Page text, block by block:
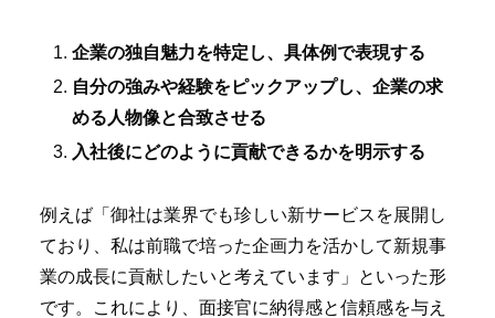
企業の独自魅力を特定し、具体例で表現する
自分の強みや経験をピックアップし、企業の求
める人物像と合致させる
入社後にどのように貢献できるかを明示する
例えば「御社は業界でも珍しい新サービスを展開し
ており、私は前職で培った企画力を活かして新規事
業の成長に貢献したいと考えています」といった形
です。これにより、面接官に納得感と信頼感を与え